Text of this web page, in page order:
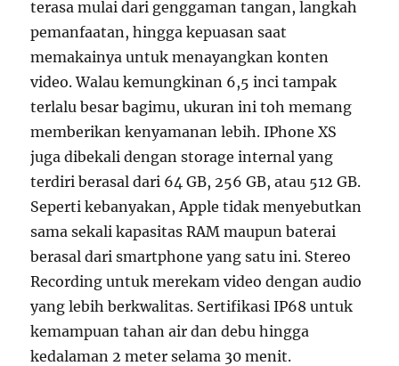
terasa mulai dari genggaman tangan, langkah
pemanfaatan, hingga kepuasan saat
memakainya untuk menayangkan konten
video. Walau kemungkinan 6,5 inci tampak
terlalu besar bagimu, ukuran ini toh memang
memberikan kenyamanan lebih. IPhone XS
juga dibekali dengan storage internal yang
terdiri berasal dari 64 GB, 256 GB, atau 512 GB.
Seperti kebanyakan, Apple tidak menyebutkan
sama sekali kapasitas RAM maupun baterai
berasal dari smartphone yang satu ini. Stereo
Recording untuk merekam video dengan audio
yang lebih berkwalitas. Sertifikasi IP68 untuk
kemampuan tahan air dan debu hingga
kedalaman 2 meter selama 30 menit.